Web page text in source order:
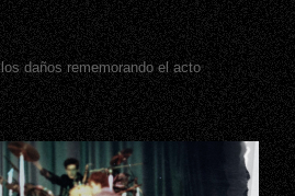
daños rememorando el acto